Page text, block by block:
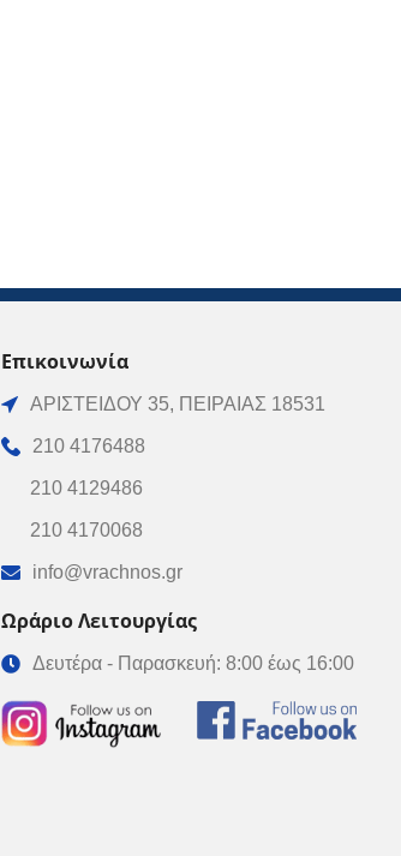
Επικοινωνία
ΑΡΙΣΤΕΙΔΟΥ 35, ΠΕΙΡΑΙΑΣ 18531
210 4176488
210 4129486
210 4170068
info@vrachnos.gr
Ωράριο Λειτουργίας
Δευτέρα - Παρασκευή: 8:00 έως 16:00